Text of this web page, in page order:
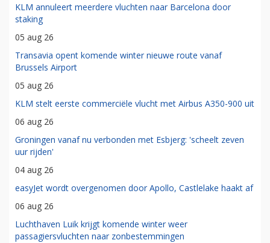
KLM annuleert meerdere vluchten naar Barcelona door
staking
05 aug 26
Transavia opent komende winter nieuwe route vanaf
Brussels Airport
05 aug 26
KLM stelt eerste commerciële vlucht met Airbus A350-900 uit
06 aug 26
Groningen vanaf nu verbonden met Esbjerg: 'scheelt zeven
uur rijden'
04 aug 26
easyJet wordt overgenomen door Apollo, Castlelake haakt af
06 aug 26
Luchthaven Luik krijgt komende winter weer
passagiersvluchten naar zonbestemmingen